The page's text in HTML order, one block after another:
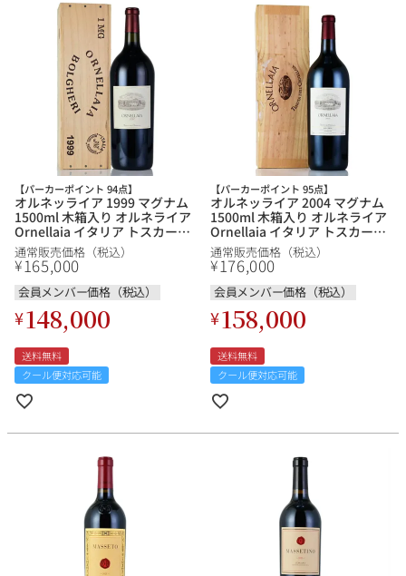
【パーカーポイント 94点】
オルネッライア 1999 マグナム
1500ml 木箱入り オルネライア
Ornellaia イタリア トスカーナ
赤ワイン
通常販売価格（税込）
¥165,000
会員メンバー価格（税込）
¥148,000
送料無料
クール便対応可能
【パーカーポイント 95点】
オルネッライア 2004 マグナム
1500ml 木箱入り オルネライア
Ornellaia イタリア トスカーナ
赤ワイン
通常販売価格（税込）
¥176,000
会員メンバー価格（税込）
¥158,000
送料無料
クール便対応可能